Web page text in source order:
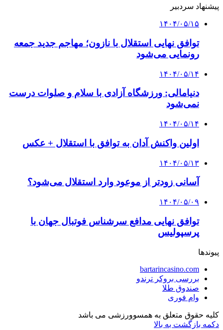
پیشنهاد سردبیر
۱۴۰۴/۰۵/۱۵
توافق نهایی استقلال با نازون؛ مهاجم جدید جمعه
رونمایی می‌شود
۱۴۰۴/۰۵/۱۴
دنیامالی: ورزشگاه آزادی با سلام و صلوات درست
نمی‌شود
۱۴۰۴/۰۵/۱۴
اولین واکنش آدان به توافق با استقلال + عکس
۱۴۰۴/۰۵/۱۳
آسانی زودتر از موعود وارد استقلال می‌شود؟
۱۴۰۴/۰۵/۰۹
توافق نهایی مدافع سرشناس فوتبال جهان با
پرسپولیس
پیوندها
bartarincasino.com
بررسی بروکر ترندو
صندوق طلا
وام فوری
کلیه حقوق متعلق به همسوورزشی می باشد
دکمه بازگشت به بالا